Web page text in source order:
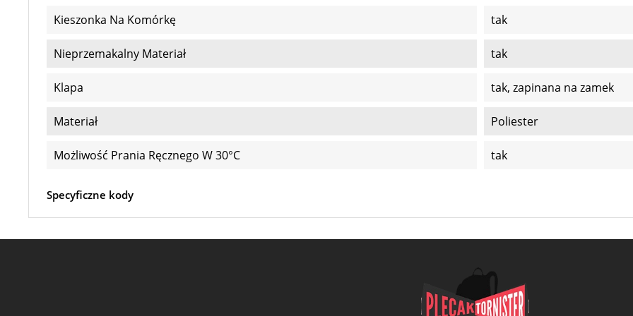
Kieszonka Na Komórkę tak
Nieprzemakalny Materiał tak
Klapa tak, zapinana na zamek
Materiał Poliester
Możliwość Prania Ręcznego W 30°C tak
Specyficzne kody